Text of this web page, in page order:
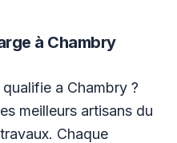
à Chambry
a Chambry ?
meilleurs artisans du
Chaque